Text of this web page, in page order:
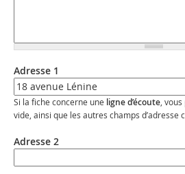
Adresse 1
Si la fiche concerne une ligne d’écoute ,
vide, ainsi que les autres champs d’adresse
Adresse 2